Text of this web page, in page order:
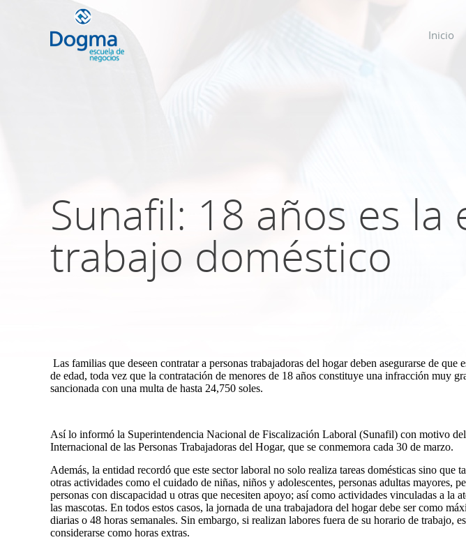
Inicio
Sunafil: 18 años es
trabajo doméstico
Las familias que deseen contratar a personas trabajadoras del hogar deben asegurarse de que
de edad, toda vez que la contratación de menores de 18 años constituye una infracción muy
sancionada con una multa de hasta 24,750 soles.
Así lo informó la Superintendencia Nacional de Fiscalización Laboral (Sunafil) con motivo
Internacional de las Personas Trabajadoras del Hogar, que se conmemora cada 30 de marzo.
Además, la entidad recordó que este sector laboral no solo realiza tareas domésticas sino que
otras actividades como el cuidado de niñas, niños y adolescentes, personas adultas mayores,
personas con discapacidad u otras que necesiten apoyo; así como actividades vinculadas a la
las mascotas. En todos estos casos, la jornada de una trabajadora del hogar debe ser como
diarias o 48 horas semanales. Sin embargo, si realizan labores fuera de su horario de trabajo,
considerarse como horas extras.
TRIBUTACIÓN INTERNACIONAL | TODO SOBRE
NO DOMICILIADOS